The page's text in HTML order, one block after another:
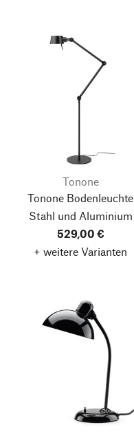
Tonone
Tonone Bodenleuchte
Stahl und Aluminium
529,00 €
+ weitere Varianten